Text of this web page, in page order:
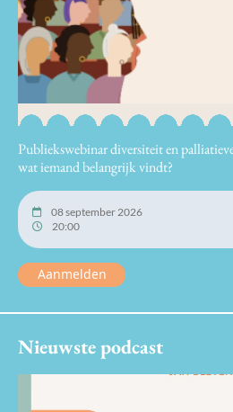
Publiekswebinar diversiteit en
wat iemand belangrijk vindt?
08 september 2026
20:00
Aanmelden
Nieuwste podcast